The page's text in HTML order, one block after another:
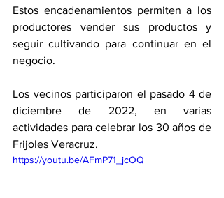
Estos encadenamientos permiten a los
productores vender sus productos y
seguir cultivando para continuar en el
negocio.
Los vecinos participaron el pasado 4 de
diciembre de 2022, en varias
actividades para celebrar los 30 años de
Frijoles Veracruz.
https://youtu.be/AFmP71_jcOQ